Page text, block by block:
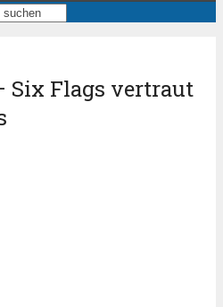
Six Flags vertraut